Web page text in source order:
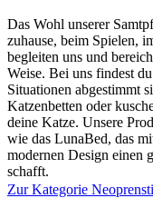
Das Wohl unserer
zuhause, beim Spielen,
begleiten uns und
Weise. Bei uns findest
Situationen abgestimmt
Katzenbetten oder
deine Katze. Unsere
wie das LunaBed, das
modernen Design einen
schafft.
Zur Kategorie